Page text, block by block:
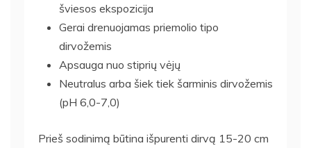
šviesos ekspozicija
Gerai drenuojamas priemolio tipo
dirvožemis
Apsauga nuo stiprių vėjų
Neutralus arba šiek tiek šarminis dirvožemis
(pH 6,0-7,0)
Prieš sodinimą būtina išpurenti dirvą 15-20 cm